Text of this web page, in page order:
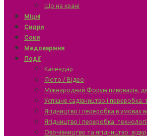
Що на крані
Міцні
Сидри
Соки
Медоваріння
Події
Календар
Фото / Відео
Міжнародний Форум пивоварів,
Успішне садівництво і переробка:
Ягідництво і переробка в умовах
Ягідництво і переробка:
Овочівництво та ягідництво: